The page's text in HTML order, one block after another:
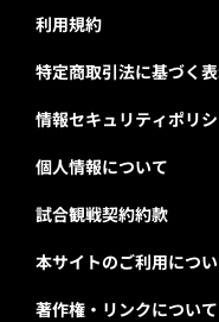
利用規約
特定商取引法に基づく
情報セキュリティポリ
個人情報について
試合観戦契約約款
本サイトのご利用につ
著作権・リンクについて